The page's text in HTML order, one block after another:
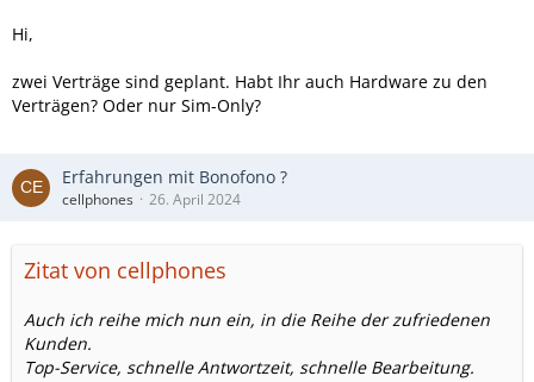
Hi,
zwei Verträge sind geplant. Habt Ihr auch Hardware zu den
Verträgen? Oder nur Sim-Only?
Erfahrungen mit Bonofono ?
cellphones 26. April 2024
Zitat von cellphones
Auch ich reihe mich nun ein, in die Reihe der zufriedenen
Kunden.
Top-Service, schnelle Antwortzeit, schnelle Bearbeitung.